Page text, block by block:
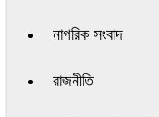
নাগরিক সংবাদ
রাজনীতি